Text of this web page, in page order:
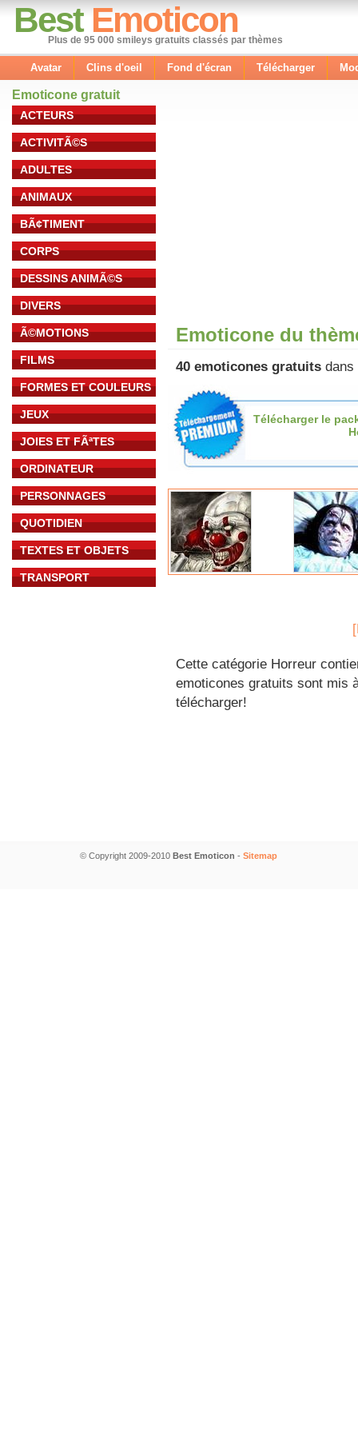
Best Emoticon
Plus de 95 000 smileys gratuits classés par thèmes
Avatar Clins d'oeil Fond d'écran Télécharger
Emoticone gratuit
ACTEURS
ACTIVITÃ©S
ADULTES
ANIMAUX
BÃ¢TIMENT
CORPS
DESSINS ANIMÃ©S
DIVERS
Ã©MOTIONS
FILMS
FORMES ET COULEURS
JEUX
JOIES ET FÃªTES
ORDINATEUR
PERSONNAGES
QUOTIDIEN
TEXTES ET OBJETS
TRANSPORT
Emoticone du
40 emoticones gratuits dans
Télécharger le
Cette catégorie Horreur
emoticones gratuits sont mis
télécharger!
© Copyright 2009-2010 Best Emoticon - Sitemap